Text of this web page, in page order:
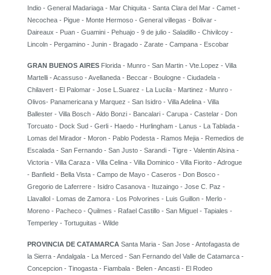
Indio - General Madariaga - Mar Chiquita - Santa Clara del Mar - Camet -
Necochea - Pigue - Monte Hermoso - General villegas - Bolivar -
Daireaux - Puan - Guamini - Pehuajo - 9 de julio - Saladillo - Chivilcoy -
Lincoln - Pergamino - Junin - Bragado - Zarate - Campana - Escobar
GRAN BUENOS AIRES Florida - Munro - San Martin - Vte.Lopez - Villa
Martelli - Acassuso - Avellaneda - Beccar - Boulogne - Ciudadela -
Chilavert - El Palomar - Jose L.Suarez - La Lucila - Martinez - Munro -
Olivos- Panamericana y Marquez - San Isidro - Villa Adelina - Villa
Ballester - Villa Bosch - Aldo Bonzi - Bancalari - Carupa - Castelar - Don
Torcuato - Dock Sud - Gerli - Haedo - Hurlingham - Lanus - La Tablada -
Lomas del Mirador - Moron - Pablo Podesta - Ramos Mejia - Remedios de
Escalada - San Fernando - San Justo - Sarandi - Tigre - Valentin Alsina -
Victoria - Villa Caraza - Villa Celina - Villa Dominico - Villa Fiorito - Adrogue
- Banfield - Bella Vista - Campo de Mayo - Caseros - Don Bosco -
Gregorio de Laferrere - Isidro Casanova - Ituzaingo - Jose C. Paz -
Llavallol - Lomas de Zamora - Los Polvorines - Luis Guillon - Merlo -
Moreno - Pacheco - Quilmes - Rafael Castillo - San Miguel - Tapiales -
Temperley - Tortuguitas - Wilde
PROVINCIA DE CATAMARCA Santa Maria - San Jose - Antofagasta de
la Sierra - Andalgala - La Merced - San Fernando del Valle de Catamarca -
Concepcion - Tinogasta - Fiambala - Belen - Ancasti - El Rodeo